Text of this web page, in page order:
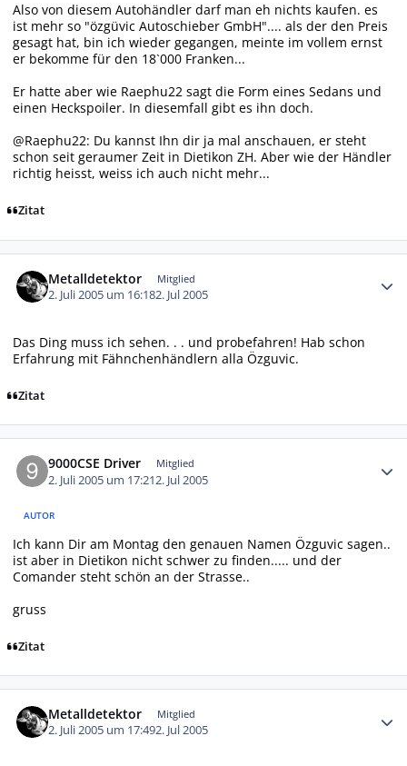
Also von diesem Autohändler darf man eh nichts kaufen. es
ist mehr so "özgüvic Autoschieber GmbH".... als der den Preis
gesagt hat, bin ich wieder gegangen, meinte im vollem ernst
er bekomme für den 18`000 Franken...
Er hatte aber wie Raephu22 sagt die Form eines Sedans und
einen Heckspoiler. In diesemfall gibt es ihn doch.
@Raephu22: Du kannst Ihn dir ja mal anschauen, er steht
schon seit geraumer Zeit in Dietikon ZH. Aber wie der Händler
richtig heisst, weiss ich auch nicht mehr...
Zitat
Metalldetektor Mitglied
2. Juli 2005 um 16:182. Jul 2005
Das Ding muss ich sehen. . . und probefahren! Hab schon
Erfahrung mit Fähnchenhändlern alla Özguvic.
Zitat
9000CSE Driver Mitglied
2. Juli 2005 um 17:212. Jul 2005
AUTOR
Ich kann Dir am Montag den genauen Namen Özguvic sagen..
ist aber in Dietikon nicht schwer zu finden..... und der
Comander steht schön an der Strasse..
gruss
Zitat
Metalldetektor Mitglied
2. Juli 2005 um 17:492. Jul 2005